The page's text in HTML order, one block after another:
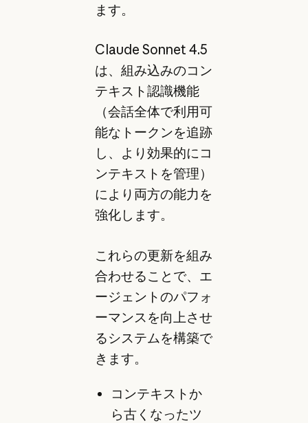
ます。
Claude Sonnet 4.5
は、組み込みのコン
テキスト認識機能
（会話全体で利用可
能なトークンを追跡
し、より効果的にコ
ンテキストを管理）
により両方の能力を
強化します。
これらの更新を組み
合わせることで、エ
ージェントのパフォ
ーマンスを向上させ
るシステムを構築で
きます。
コンテキストか
ら古くなったツ